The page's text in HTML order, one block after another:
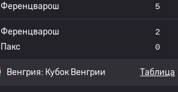
Ференцварош
5
Ференцварош
Пакс
2
0
Венгрия: Кубок Венгрии Таблица